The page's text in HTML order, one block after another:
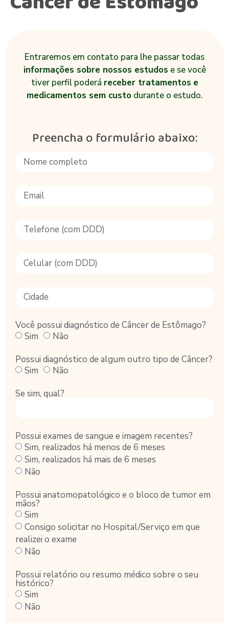
Entraremos em contato para lhe passar todas
informações sobre nossos estudos e se você
tiver perfil poderá receber tratamentos e
medicamentos sem custodurante o estudo.
Preencha o formulário abaixo:
Você possui diagnóstico de Câncer de Estômago?
Sim
Não
Possui diagnóstico de algum outro tipo de Câncer?
Sim
Não
Se sim, qual?
Possui exames de sangue e imagem recentes?
Sim, realizados há menos de 6 meses
Sim, realizados há mais de 6 meses
Não
Possui anatomopatológico e o bloco de tumor em
mãos?
Sim
Consigo solicitar no Hospital/Serviço em que
realizei o exame
Não
Possui relatório ou resumo médico sobre o seu
histórico?
Sim
Não